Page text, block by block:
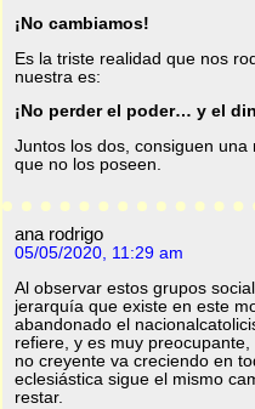
¡No cambiamos!
Es la triste realidad que nos
nuestra es:
¡No perder el poder… y el
Juntos los dos, consiguen
que no los poseen.
ana rodrigo
05/05/2020, 11:29 am
Al observar estos grupos
jerarquía que existe en este
abandonado el
refiere, y es muy
no creyente va creciendo en
eclesiástica sigue el mismo
restar.